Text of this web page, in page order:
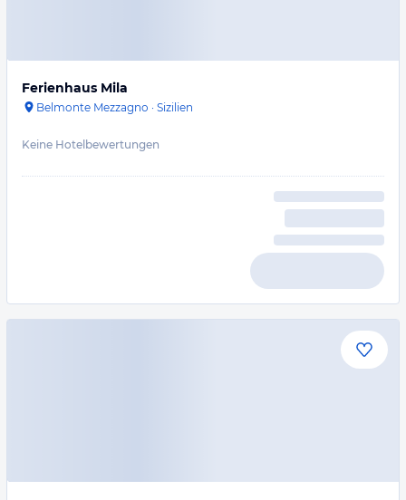
Ferienhaus Mila
Belmonte Mezzagno · Sizilien
Keine Hotelbewertungen